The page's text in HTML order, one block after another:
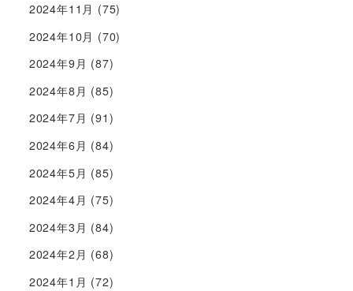
2024年11月 (75)
2024年10月 (70)
2024年9月 (87)
2024年8月 (85)
2024年7月 (91)
2024年6月 (84)
2024年5月 (85)
2024年4月 (75)
2024年3月 (84)
2024年2月 (68)
2024年1月 (72)